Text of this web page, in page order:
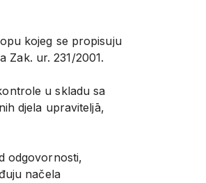
kojeg se propisuju
Zak. ur. 231/2001.
u skladu sa
djela upraviteljā,
odgovornosti,
načela